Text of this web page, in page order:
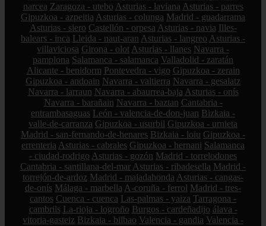
narcea Zaragoza - utebo Asturias - laviana Asturias - parres
Gipuzkoa - azpeitia Asturias - colunga Madrid - guadarrama
Asturias - siero Castellón - orpesa Asturias - navia Illes-
balears - inca Lleida - naut-aran Asturias - langreo Asturias -
villaviciosa Girona - olot Asturias - llanes Navarra -
pamplona Salamanca - salamanca Valladolid - zaratán
Alicante - benidorm Pontevedra - vigo Gipuzkoa - zerain
Gipuzkoa - andoain Navarra - valtierra Navarra - gesalatz
Navarra - larraun Navarra - abaurrea-baja Asturias - onís
Navarra - barañain Navarra - baztan Cantabria -
entrambasaguas León - valencia-de-don-juan Bizkaia -
valle-de-carranza Gipuzkoa - usurbil Gipuzkoa - urnieta
Madrid - san-fernando-de-henares Bizkaia - loiu Gipuzkoa -
errenteria Asturias - cabrales Gipuzkoa - hernani Salamanca
- ciudad-rodrigo Asturias - gozón Madrid - torrelodones
Cantabria - santillana-del-mar Asturias - ribadesella Madrid -
torrejón-de-ardoz Madrid - majadahonda Asturias - cangas-
de-onís Málaga - marbella A-coruña - ferrol Madrid - tres-
cantos Cuenca - cuenca Las-palmas - yaiza Tarragona -
cambrils La-rioja - logroño Burgos - cardeñadijo álava -
vitoria-gasteiz Bizkaia - bilbao Valencia - gandia Valencia -